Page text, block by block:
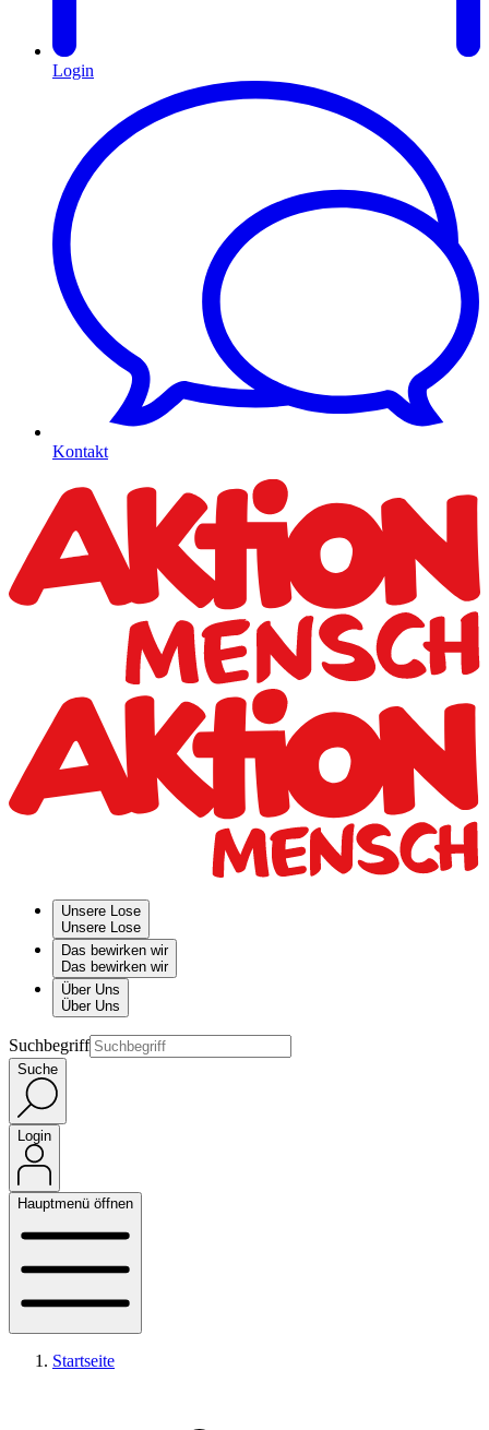
Login
Kontakt
Unsere Lose
Unsere Lose
Das bewirken wir
Das bewirken wir
Über Uns
Über Uns
Suchbegriff
Suche
Login
Hauptmenü öffnen
Startseite